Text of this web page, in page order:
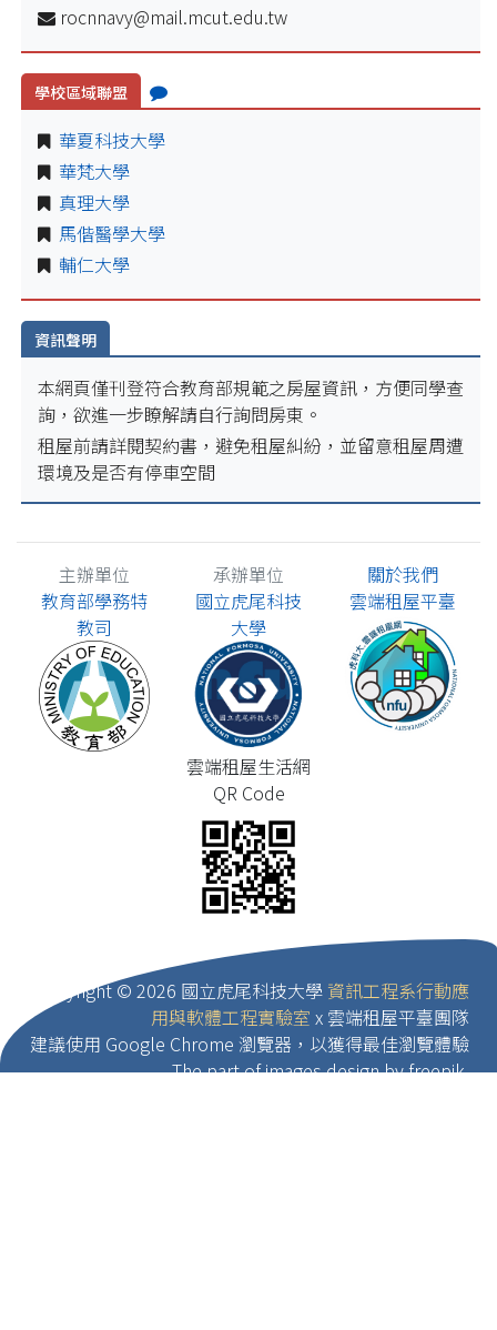
rocnnavy@mail.mcut.edu.tw
學校區域聯盟
華夏科技大學
華梵大學
真理大學
馬偕醫學大學
輔仁大學
資訊聲明
本網頁僅刊登符合教育部規範之房屋資訊，方便同學查
詢，欲進一步瞭解請自行詢問房東。
租屋前請詳閱契約書，避免租屋糾紛，並留意租屋周遭
環境及是否有停車空間
主辦單位
教育部學務特
教司
承辦單位
國立虎尾科技
大學
關於我們
雲端租屋平臺
雲端租屋生活網
QR Code
Copyright © 2026 國立虎尾科技大學 資訊工程系行動應
用與軟體工程實驗室 x 雲端租屋平臺團隊
建議使用 Google Chrome 瀏覽器，以獲得最佳瀏覽體驗
The part of images design by freepik.